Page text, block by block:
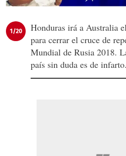
1/20
Honduras irá a Australia
para cerrar el cruce de
Mundial de Rusia 2018.
país sin duda es de infarto.